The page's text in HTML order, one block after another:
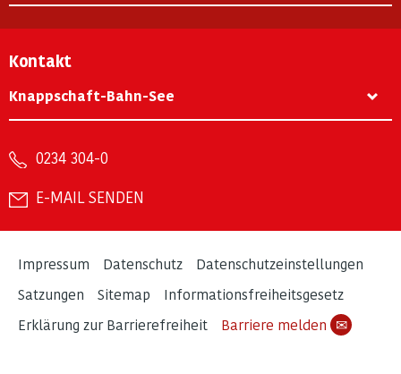
Kontakt
Knappschaft-Bahn-See
0234 304-0
E-MAIL SENDEN
Impressum Datenschutz
Datenschutzeinstellungen
Satzungen
Sitemap
Informationsfreiheitsgesetz
Erklärung zur Barrierefreiheit
Barriere melden ✉